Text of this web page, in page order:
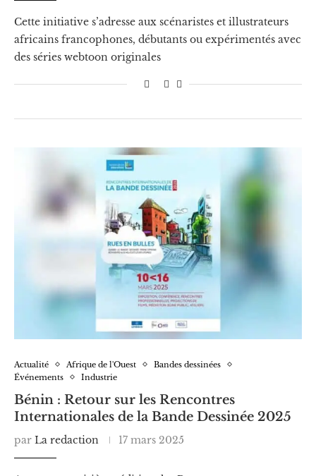
Cette initiative s’adresse aux scénaristes et illustrateurs
africains francophones, débutants ou expérimentés avec
des séries webtoon originales
Actualité Afrique de l'Ouest
Bandes dessinées
Événements
Industrie
Bénin : Retour sur les Rencontres
Internationales de la Bande Dessinée 2025
par La redaction 17 mars 2025